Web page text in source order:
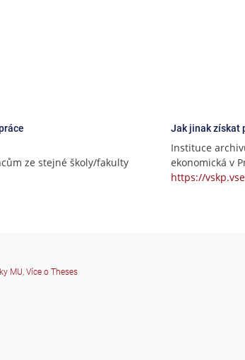
ze stejné školy/fakulty
Jak jinak získat
Instituce
ekonomická v
https://
MU, Více o Theses